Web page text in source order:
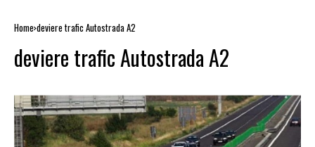
Home deviere trafic Autostrada A2
deviere trafic Autostrada A2